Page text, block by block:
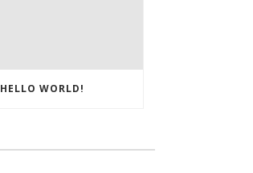
HELLO WORLD!